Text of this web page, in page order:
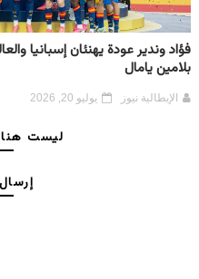
فؤاد وندير عودة يهنئان إسبانيا
بلامين يامال
الإيطالية نيوز يوليو 20, 2026
ليست